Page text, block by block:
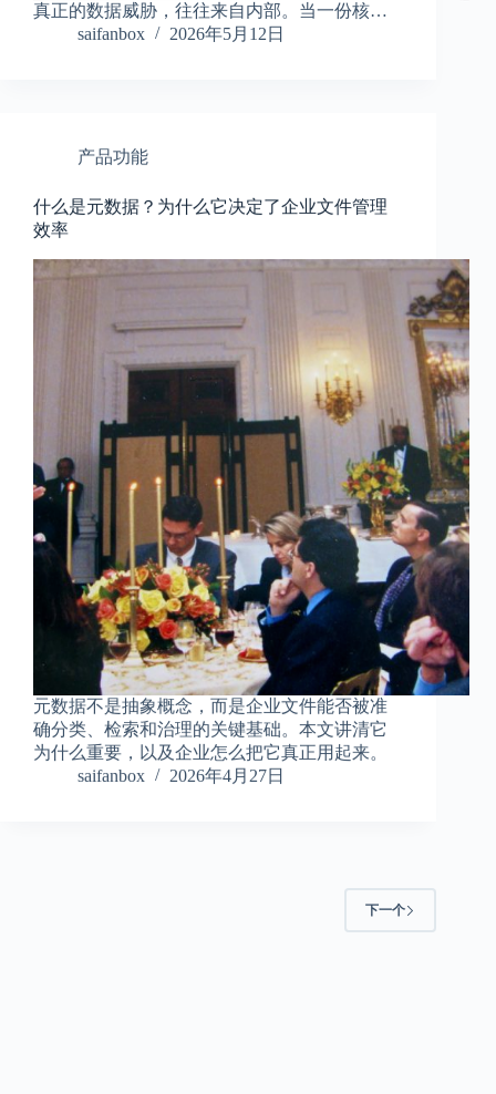
真正的数据威胁，往往来自内部。当一份核…
saifanbox
2026年5月12日
产品功能
什么是元数据？为什么它决定了企业文件管理
效率
元数据不是抽象概念，而是企业文件能否被准
确分类、检索和治理的关键基础。本文讲清它
为什么重要，以及企业怎么把它真正用起来。
saifanbox
2026年4月27日
下一个